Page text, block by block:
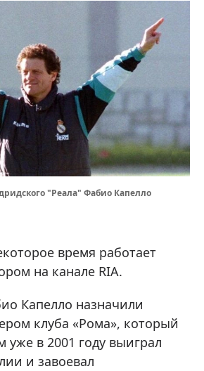
"Реала" Фабио Капелло
время работает
на канале RIA.
Капелло назначили
клуба «Рома», который
уже в 2001 году выиграл
и завоевал